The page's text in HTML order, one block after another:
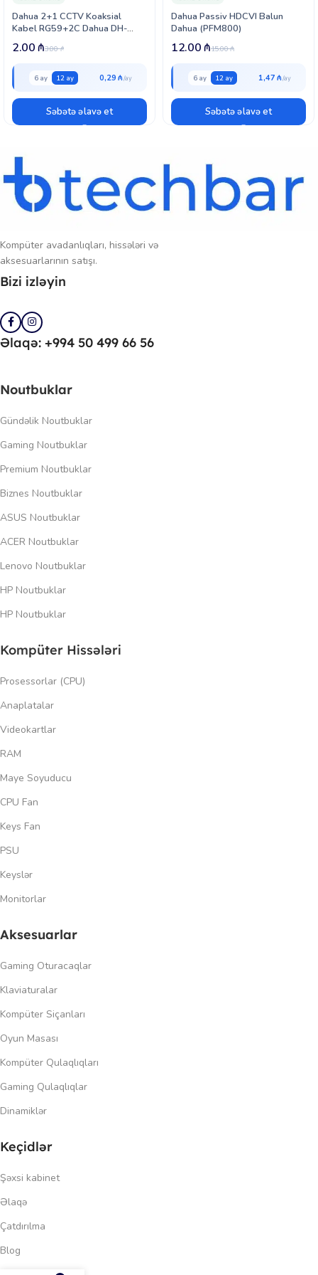
Dahua 2+1 CCTV Koaksial
Kabel RG59+2C Dahua DH-
PFM940I-RG59/2
3.00₼
2.00₼
6 ay 12 ay 0,29 ₼
Səbətə əlavə et
Dahua Passiv HDCVI Balun
Dahua (PFM800)
15.00₼
12.00₼
6 ay 12 ay 1,47 ₼
Səbətə əlavə et
Kompüter avadanlıqları, hissələri və
aksesuarlarının satışı.
Bizi izləyin
Əlaqə: +994 50 499 66 56
Noutbuklar
Gündəlik Noutbuklar
Gaming Noutbuklar
Premium Noutbuklar
Biznes Noutbuklar
ASUS Noutbuklar
ACER Noutbuklar
Lenovo Noutbuklar
HP Noutbuklar
HP Noutbuklar
Kompüter Hissələri
Prosessorlar (CPU)
Anaplatalar
Videokartlar
RAM
Maye Soyuducu
CPU Fan
Keys Fan
PSU
Keyslər
Monitorlar
Aksesuarlar
Gaming Oturacaqlar
Klaviaturalar
Kompüter Siçanları
Oyun Masası
Kompüter Qulaqlıqları
Gaming Qulaqlıqlar
Dinamiklər
Keçidlər
Şəxsi kabinet
Əlaqə
Çatdırılma
Blog